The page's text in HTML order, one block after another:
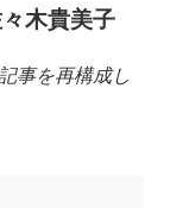
木貴美子
事を再構成し